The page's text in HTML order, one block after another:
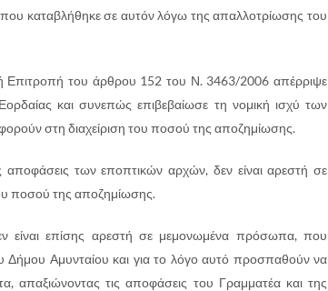
που καταβλήθηκε σε αυτόν λόγω της απαλλοτρίωσης του
Επιτροπή του άρθρου 152 του Ν. 3463/2006 απέρριψε
και συνεπώς επιβεβαίωσε τη νομική ισχύ των
στη διαχείριση του ποσού της αποζημίωσης.
των εποπτικών αρχών, δεν είναι αρεστή σε
ποσού της αποζημίωσης.
είναι επίσης αρεστή σε μεμονωμένα πρόσωπα, που
Αμυνταίου και για το λόγο αυτό προσπαθούν να
απαξιώνοντας τις αποφάσεις του Γραμματέα και της